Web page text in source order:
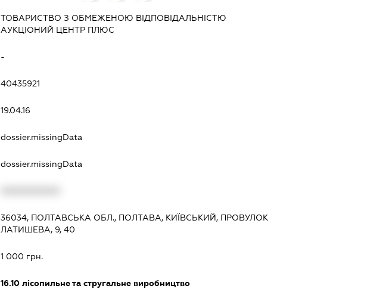
ТОВАРИСТВО З ОБМЕЖЕНОЮ ВІДПОВІДАЛЬНІСТЮ
АУКЦІОНИЙ ЦЕНТР ПЛЮС
-
40435921
19.04.16
dossier.missingData
dossier.missingData
36034, ПОЛТАВСЬКА ОБЛ., ПОЛТАВА, КИЇВСЬКИЙ, ПРОВУЛОК
ЛАТИШЕВА, 9, 40
1 000 грн.
16.10 лісопильне та стругальне виробництво